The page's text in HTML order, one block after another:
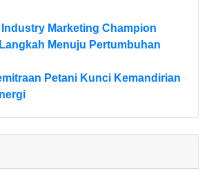
Industry Marketing Champion
Menuju Pertumbuhan
Petani Kunci Kemandirian